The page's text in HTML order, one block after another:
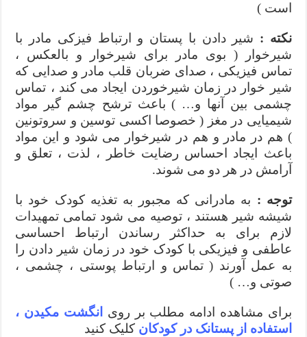
است )
نکته : شیر دادن با پستان و ارتباط فیزکی مادر با
شیرخوار ( بوی مادر برای شیرخوار و بالعکس ،
تماس فیزیکی ، صدای ضربان قلب مادر و صدایی که
شیر خوار در زمان شیرخوردن ایجاد می کند ، تماس
چشمی بین آنها و… ) باعث ترشح چشم گیر مواد
شیمیایی در مغز ( خصوصا اکسی توسین و سروتونین
) هم در مادر و هم در شیرخوار می شود و این مواد
باعث ایجاد احساس رضایت خاطر ، لذت ، تعلق و
آرامش در هر دو می شوند.
توجه : به مادرانی که مجبور به تغذیه کودک خود با
شیشه شیر هستند ، توصیه می شود تمامی تمهیدات
لازم برای به حداکثر رساندن ارتباط احساسی
عاطفی و فیزیکی با کودک خود در زمان شیر دادن را
به عمل آورند ( تماس و ارتباط پوستی ، چشمی ،
صوتی و… )
برای مشاهده ادامه مطلب بر روی
انگشت مکیدن ،
استفاده از پستانک در کودکان کلیک کنید